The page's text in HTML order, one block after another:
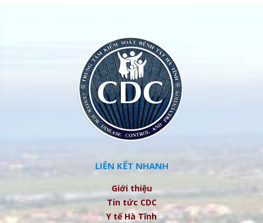
LIÊN KẾT NHANH
Giới thiệu
Tin tức CDC
Y tế Hà Tĩnh